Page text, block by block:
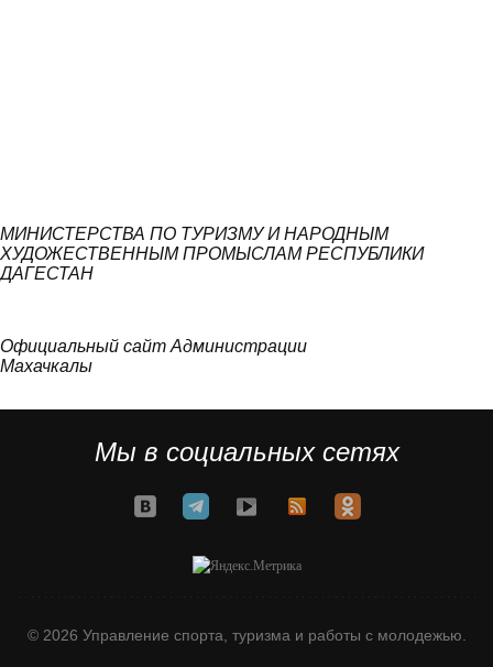
МИНИСТЕРСТВА ПО ТУРИЗМУ И НАРОДНЫМ
ХУДОЖЕСТВЕННЫМ ПРОМЫСЛАМ РЕСПУБЛИКИ
ДАГЕСТАН
Официальный сайт Администрации
Махачкалы
Мы в социальных сетях
© 2026 Управление спорта, туризма и работы с молодежью.